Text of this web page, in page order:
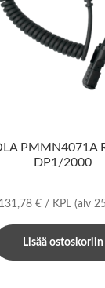
PMMN4071A
DP1/2000
131,78€ / KPL(alv
Lisää ostoskoriin